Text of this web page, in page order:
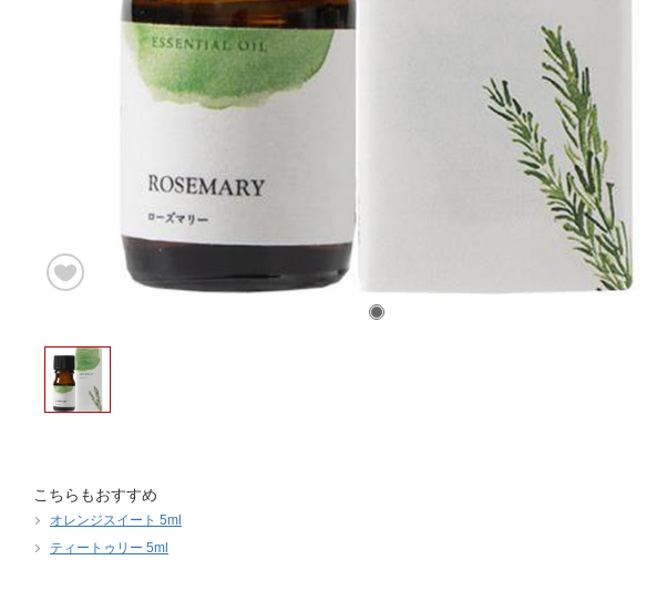
こちらもおすすめ
オレンジスイート 5ml
ティートゥリー 5ml